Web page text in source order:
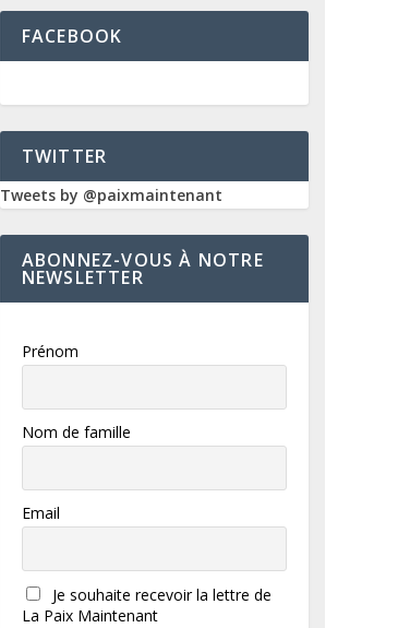
FACEBOOK
TWITTER
Tweets by @paixmaintenant
ABONNEZ-VOUS À NOTRE
NEWSLETTER
Prénom
Nom de famille
Email
Je souhaite recevoir la lettre de
La Paix Maintenant